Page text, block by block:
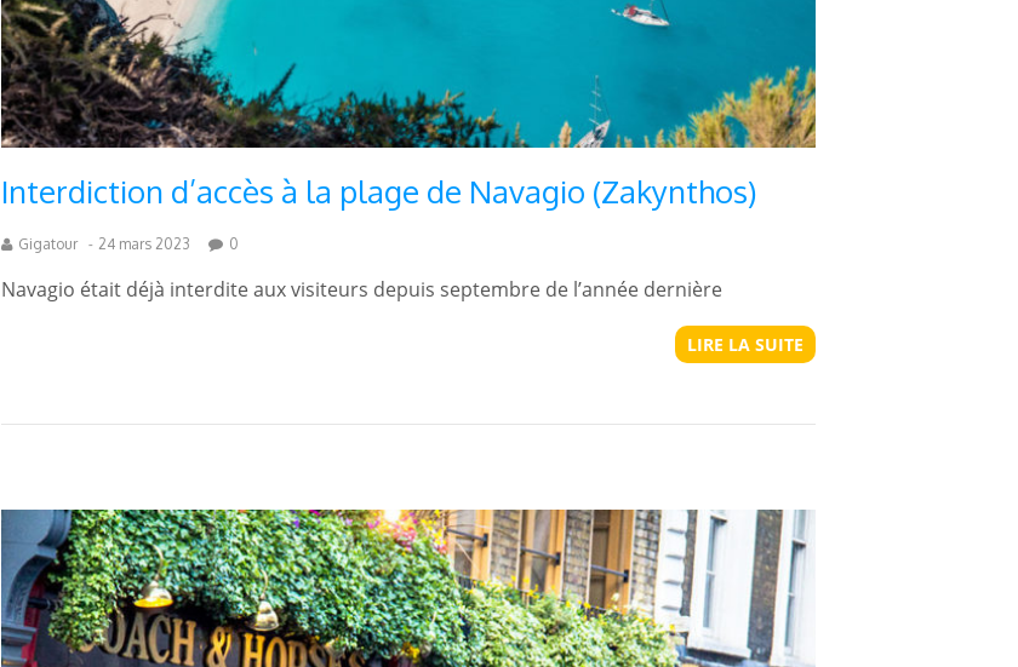
Interdiction d’accès à la plage de Navagio (Zakynthos)
Gigatour - 24 mars 2023 0
Navagio était déjà interdite aux visiteurs depuis septembre de l’année dernière
LIRE LA SUITE